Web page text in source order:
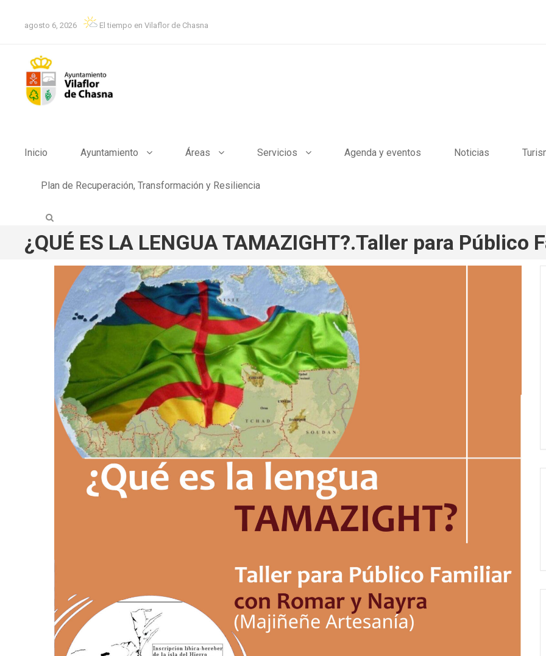
agosto 6, 2026 El tiempo en Vilaflor de Chasna
Inicio Ayuntamiento Áreas Servicios Agenda y eventos Noticias
Plan de Recuperación, Transformación y Resiliencia
¿QUÉ ES LA LENGUA TAMAZIGHT?.Taller para Público